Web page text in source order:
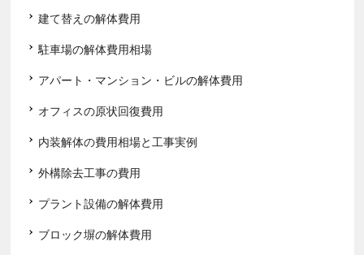
建て替えの解体費用
駐車場の解体費用相場
アパート・マンション・ビルの解体費用
オフィスの原状回復費用
内装解体の費用相場と工事実例
外構除去工事の費用
プラント設備の解体費用
ブロック塀の解体費用